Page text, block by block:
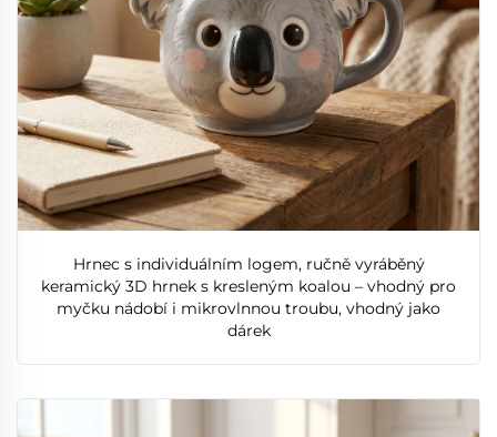
Hrnec s individuálním logem, ručně vyráběný
keramický 3D hrnek s kresleným koalou – vhodný pro
myčku nádobí i mikrovlnnou troubu, vhodný jako
dárek